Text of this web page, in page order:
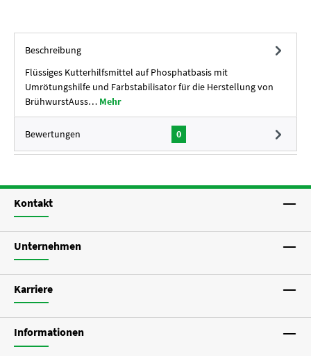
Beschreibung
Flüssiges Kutterhilfsmittel auf Phosphatbasis mit
Umrötungshilfe und Farbstabilisator für die Herstellung von
BrühwurstAuss… Mehr
Bewertungen 0
Kontakt
Unternehmen
Karriere
Informationen